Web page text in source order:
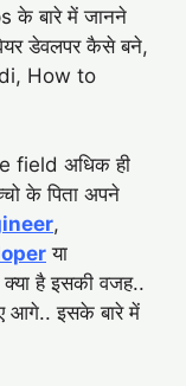
के बारे में जानने
डेवलपर कैसे बने,
How to
field अधिक ही
के पिता अपने
,
या
क्या है इसकी वजह..
आगे.. इसके बारे में